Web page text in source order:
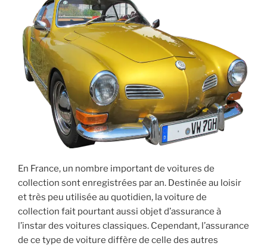
immobilier
? »
En France, un nombre important de voitures de
collection sont enregistrées par an. Destinée au loisir
et très peu utilisée au quotidien, la voiture de
collection fait pourtant aussi objet d’assurance à
l’instar des voitures classiques. Cependant, l’assurance
de ce type de voiture diffère de celle des autres